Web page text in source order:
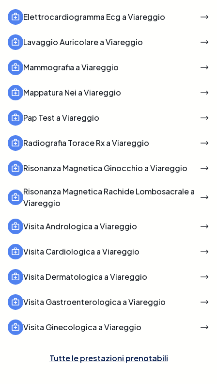
Elettrocardiogramma Ecg a Viareggio
Lavaggio Auricolare a Viareggio
Mammografia a Viareggio
Mappatura Nei a Viareggio
Pap Test a Viareggio
Radiografia Torace Rx a Viareggio
Risonanza Magnetica Ginocchio a Viareggio
Risonanza Magnetica Rachide Lombosacrale a
Viareggio
Visita Andrologica a Viareggio
Visita Cardiologica a Viareggio
Visita Dermatologica a Viareggio
Visita Gastroenterologica a Viareggio
Visita Ginecologica a Viareggio
Tutte le prestazioni prenotabili